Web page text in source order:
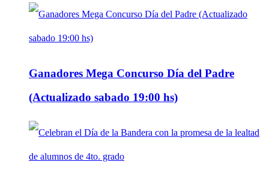
Ganadores Mega Concurso Día del Padre
(Actualizado sabado 19:00 hs)